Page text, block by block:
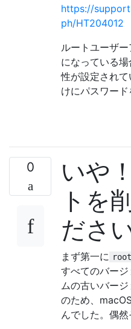
https://
ph/HT204012
ルートユーザ
になっている
性が設定され
けにパスワード
0
いや
トを
ださ
まず第一に root
すべてのバー
ムの古いバー
のため、
んでした。偶然